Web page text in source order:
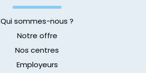
Qui sommes-nous ?
Notre offre
Nos centres
Employeurs